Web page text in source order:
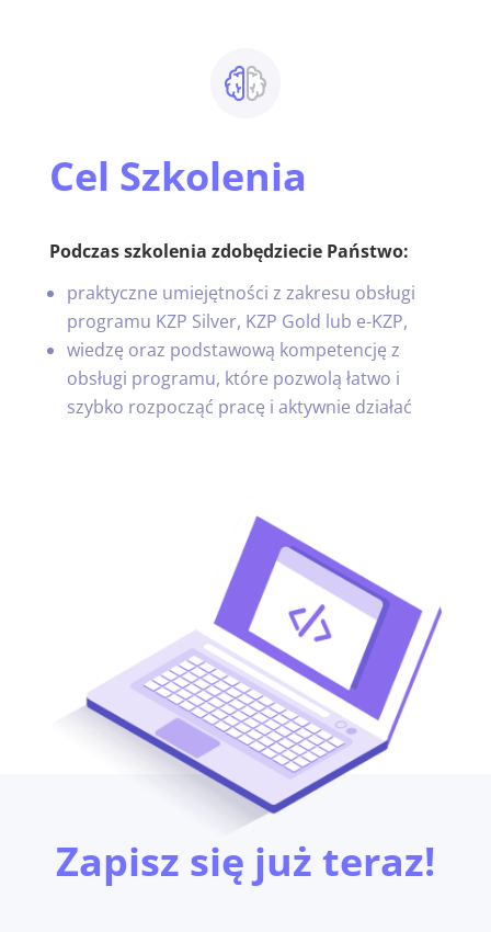
Cel Szkolenia
Podczas szkolenia zdobędziecie Państwo:
praktyczne umiejętności z zakresu obsługi
programu KZP Silver, KZP Gold lub e-KZP,
wiedzę oraz podstawową kompetencję z
obsługi programu, które pozwolą łatwo i
szybko rozpocząć pracę i aktywnie działać
Zapisz się już teraz!